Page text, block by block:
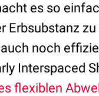
es so
Erbsubstanz
noch
Interspaced
flexiblen